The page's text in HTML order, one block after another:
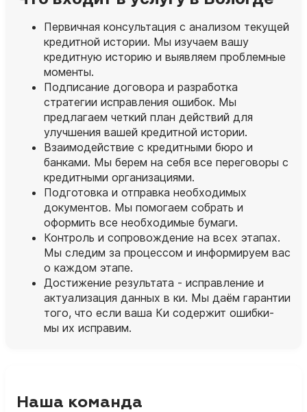
Первичная консультация с анализом текущей
кредитной истории. Мы изучаем вашу
кредитную историю и выявляем проблемные
моменты.
Подписание договора и разработка
стратегии исправления ошибок. Мы
предлагаем четкий план действий для
улучшения вашей кредитной истории.
Взаимодействие с кредитными бюро и
банками. Мы берем на себя все переговоры с
кредитными организациями.
Подготовка и отправка необходимых
документов. Мы помогаем собрать и
оформить все необходимые бумаги.
Контроль и сопровождение на всех этапах.
Мы следим за процессом и информируем вас
о каждом этапе.
Достижение результата - исправление и
актуализация данных в ки. Мы даём гарантии
того, что если ваша Ки содержит ошибки-
мы их исправим.
Наша команда